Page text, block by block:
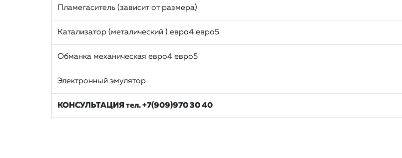
Пламегаситель (зависит от размера)
Катализатор (металический ) евро4 евро5
Обманка механическая евро4 евро5
Электронный эмулятор
КОНСУЛЬТАЦИЯ тел. +7(909)970 30 40